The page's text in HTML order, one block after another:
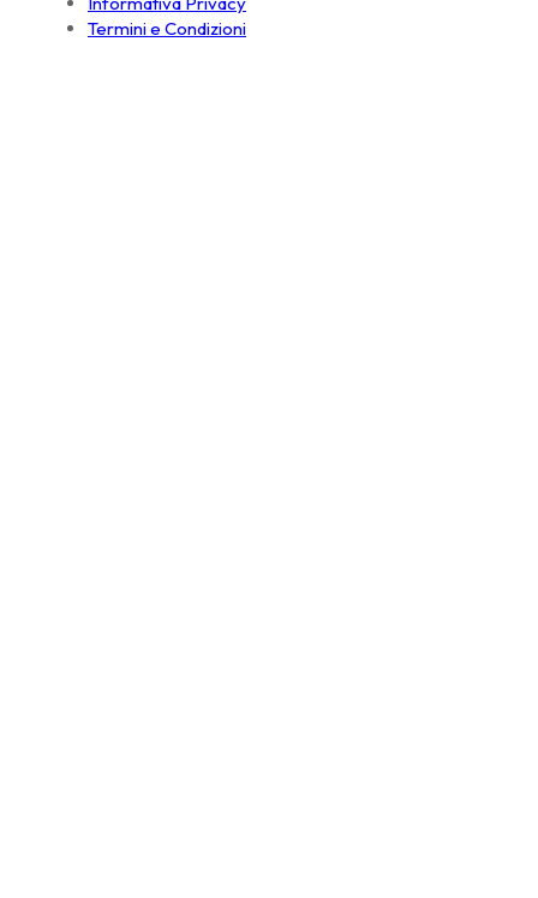
Termini e Condizioni